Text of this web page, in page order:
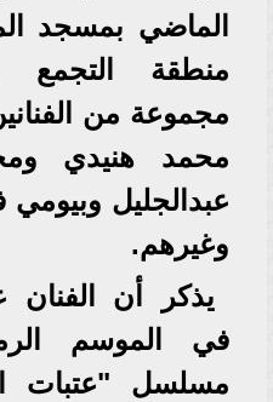
الماضي بمسجد
منطقة التجمع
مجموعة من
محمد هنيدي
عبدالجليل
وغيرهم.
يذكر أن
في الموسم
مسلسل "عتبات